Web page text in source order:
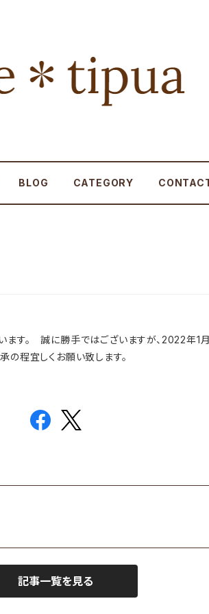
BLOG CATEGORY
す。 誠に勝手ではございますが、2022年1
の程宜しくお願い致します。
記事一覧を見る